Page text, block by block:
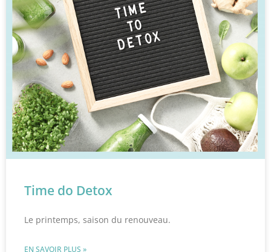
Time do Detox
Le printemps, saison du renouveau.
EN SAVOIR PLUS »